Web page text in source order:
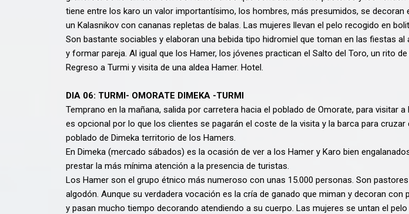
tiene entre los karo un valor importantísimo, los hombres, más presumidos, se
un Kalasnikov con cananas repletas de balas. Las mujeres llevan el pelo recogido en
Son bastante sociables y elaboran una bebida tipo hidromiel que toman en las fiestas
y formar pareja. Al igual que los Hamer, los jóvenes practican el Salto del Toro, un rito
Regreso a Turmi y visita de una aldea Hamer. Hotel.
DIA 06: TURMI- OMORATE DIMEKA -TURMI
Temprano en la mañana, salida por carretera hacia el poblado de Omorate, para visitar
es opcional por lo que los clientes se pagarán el coste de la visita y la barca para
poblado de Dimeka territorio de los Hamers.
En Dimeka (mercado sábados) es la ocasión de ver a los Hamer y Karo bien
prestar la más mínima atención a la presencia de turistas.
Los Hamer son el grupo étnico más numeroso con unas 15.000 personas. Son
algodón. Aunque su verdadera vocación es la cría de ganado que miman y decoran
y pasan mucho tiempo decorando atendiendo a su cuerpo. Las mujeres se untan el